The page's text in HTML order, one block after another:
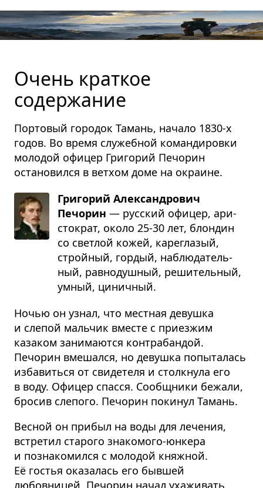
Очень краткое
содержание
Портовый городок Тамань, начало 1830-х
годов. Во время служебной командировки
молодой офицер Григорий Печорин
остановился в ветхом доме на окраине.
Григорий Александрович
Печорин — рус­ский офи­цер, ари­
сто­крат, около 25-30 лет, блон­дин
со свет­лой кожей, карегла­зый,
строй­ный, гор­дый, наблю­да­тель­
ный, рав­но­душ­ный, реши­тель­ный,
умный, цинич­ный.
Ночью он узнал, что местная девушка
и слепой мальчик вместе с приезжим
казаком занимаются контрабандой.
Печорин вмешался, но девушка попыталась
избавиться от свидетеля и столкнула его
в воду. Офицер спасся. Сообщники бежали,
бросив слепого. Печорин покинул Тамань.
Весной он прибыл на воды для лечения,
встретил старого знакомого-юнкера
и познакомился с молодой княжной.
Её гостья оказалась его бывшей
любовницей. Печорин начал ухаживать